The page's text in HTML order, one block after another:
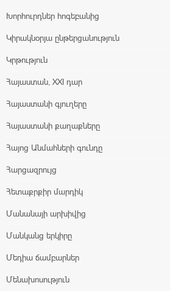
Խորհուրդներ հոգեբանից
Կիրակնօրյա ընթերցանություն
Կրթություն
Հայաստան, XXI դար
Հայաստանի գյուղերը
Հայաստանի քաղաքները
Հայոց Անմահների գունդը
Հարցազրույց
Հետաքրքիր մարդիկ
Մանանայի արխիվից
Մանկանց երկիրը
Մեդիա ճամբարներ
Մենախոսություն